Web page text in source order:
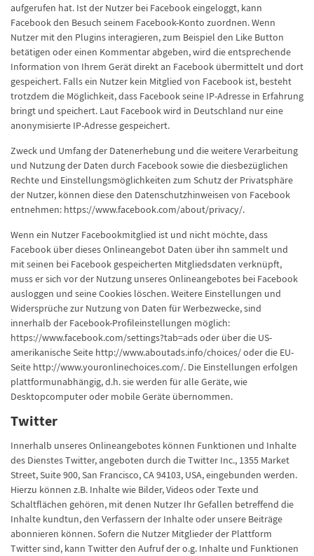
aufgerufen hat. Ist der Nutzer bei Facebook eingeloggt, kann
Facebook den Besuch seinem Facebook-Konto zuordnen. Wenn
Nutzer mit den Plugins interagieren, zum Beispiel den Like Button
betätigen oder einen Kommentar abgeben, wird die entsprechende
Information von Ihrem Gerät direkt an Facebook übermittelt und dort
gespeichert. Falls ein Nutzer kein Mitglied von Facebook ist, besteht
trotzdem die Möglichkeit, dass Facebook seine IP-Adresse in Erfahrung
bringt und speichert. Laut Facebook wird in Deutschland nur eine
anonymisierte IP-Adresse gespeichert.
Zweck und Umfang der Datenerhebung und die weitere Verarbeitung
und Nutzung der Daten durch Facebook sowie die diesbezüglichen
Rechte und Einstellungsmöglichkeiten zum Schutz der Privatsphäre
der Nutzer, können diese den Datenschutzhinweisen von Facebook
entnehmen: https://www.facebook.com/about/privacy/.
Wenn ein Nutzer Facebookmitglied ist und nicht möchte, dass
Facebook über dieses Onlineangebot Daten über ihn sammelt und
mit seinen bei Facebook gespeicherten Mitgliedsdaten verknüpft,
muss er sich vor der Nutzung unseres Onlineangebotes bei Facebook
ausloggen und seine Cookies löschen. Weitere Einstellungen und
Widersprüche zur Nutzung von Daten für Werbezwecke, sind
innerhalb der Facebook-Profileinstellungen möglich:
https://www.facebook.com/settings?tab=ads oder über die US-
amerikanische Seite http://www.aboutads.info/choices/ oder die EU-
Seite http://www.youronlinechoices.com/. Die Einstellungen erfolgen
plattformunabhängig, d.h. sie werden für alle Geräte, wie
Desktopcomputer oder mobile Geräte übernommen.
Twitter
Innerhalb unseres Onlineangebotes können Funktionen und Inhalte
des Dienstes Twitter, angeboten durch die Twitter Inc., 1355 Market
Street, Suite 900, San Francisco, CA 94103, USA, eingebunden werden.
Hierzu können z.B. Inhalte wie Bilder, Videos oder Texte und
Schaltflächen gehören, mit denen Nutzer Ihr Gefallen betreffend die
Inhalte kundtun, den Verfassern der Inhalte oder unsere Beiträge
abonnieren können. Sofern die Nutzer Mitglieder der Plattform
Twitter sind, kann Twitter den Aufruf der o.g. Inhalte und Funktionen